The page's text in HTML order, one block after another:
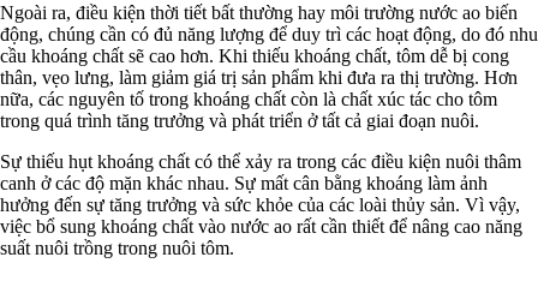
Ngoài ra, điều kiện thời tiết bất thường hay môi trường nước ao biến
động, chúng cần có đủ năng lượng để duy trì các hoạt động, do đó nhu
cầu khoáng chất sẽ cao hơn. Khi thiếu khoáng chất, tôm dễ bị cong
thân, vẹo lưng, làm giảm giá trị sản phẩm khi đưa ra thị trường. Hơn
nữa, các nguyên tố trong khoáng chất còn là chất xúc tác cho tôm
trong quá trình tăng trưởng và phát triển ở tất cả giai đoạn nuôi.
Sự thiếu hụt khoáng chất có thể xảy ra trong các điều kiện nuôi thâm
canh ở các độ mặn khác nhau. Sự mất cân bằng khoáng làm ảnh
hưởng đến sự tăng trưởng và sức khỏe của các loài thủy sản. Vì vậy,
việc bổ sung khoáng chất vào nước ao rất cần thiết để nâng cao năng
suất nuôi trồng trong nuôi tôm.